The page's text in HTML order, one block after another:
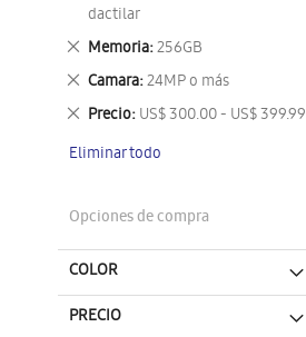
dactilar
este
artículo
Memoria 256GB
Eliminar
este
artículo
Camara 24MP o más
Eliminar
este
artículo
Precio US$ 300.00 - US$ 399.99
Eliminar
artículo
Eliminar todo
Opciones de compra
COLOR
PRECIO